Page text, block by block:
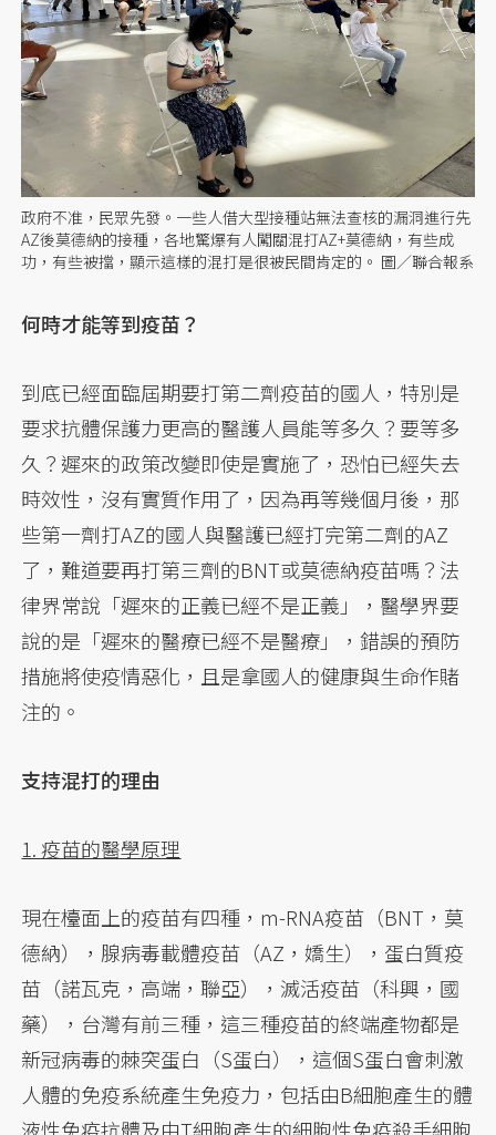
政府不准，民眾先發。一些人借大型接種站無法查核的漏洞進行先
AZ後莫德納的接種，各地驚爆有人闖關混打AZ+莫德納，有些成
功，有些被擋，顯示這樣的混打是很被民間肯定的。 圖／聯合報系
何時才能等到疫苗？
到底已經面臨屆期要打第二劑疫苗的國人，特別是
要求抗體保護力更高的醫護人員能等多久？要等多
久？遲來的政策改變即使是實施了，恐怕已經失去
時效性，沒有實質作用了，因為再等幾個月後，那
些第一劑打AZ的國人與醫護已經打完第二劑的AZ
了，難道要再打第三劑的BNT或莫德納疫苗嗎？法
律界常說「遲來的正義已經不是正義」，醫學界要
說的是「遲來的醫療已經不是醫療」，錯誤的預防
措施將使疫情惡化，且是拿國人的健康與生命作賭
注的。
支持混打的理由
1. 疫苗的醫學原理
現在檯面上的疫苗有四種，m-RNA疫苗（BNT，莫
德納），腺病毒載體疫苗（AZ，嬌生），蛋白質疫
苗（諾瓦克，高端，聯亞），滅活疫苗（科興，國
藥），台灣有前三種，這三種疫苗的終端產物都是
新冠病毒的棘突蛋白（S蛋白），這個S蛋白會刺激
人體的免疫系統產生免疫力，包括由B細胞產生的體
液性免疫抗體及由T細胞產生的細胞性免疫殺手細胞